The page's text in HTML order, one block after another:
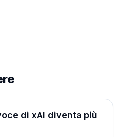
di xAI diventa più